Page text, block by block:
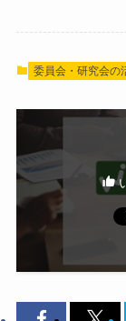
委員会・研究会の